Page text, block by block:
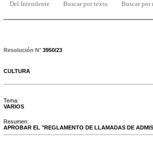
Del Intendente Buscar por texto Buscar por
Resolución N° 3950/23
CULTURA
Tema:
VARIOS
Resumen:
APROBAR EL "REGLAMENTO DE LLAMADAS DE